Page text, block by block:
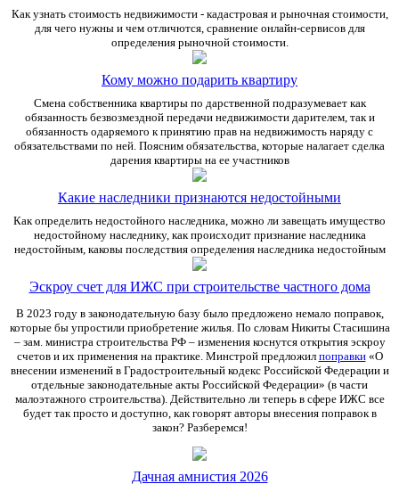
Как узнать стоимость недвижимости - кадастровая и рыночная стоимости,
для чего нужны и чем отличются, сравнение онлайн-сервисов для
определения рыночной стоимости.
Кому можно подарить квартиру
Смена собственника квартиры по дарственной подразумевает как
обязанность безвозмездной передачи недвижимости дарителем, так и
обязанность одаряемого к принятию прав на недвижимость наряду с
обязательствами по ней. Поясним обязательства, которые налагает сделка
дарения квартиры на ее участников
Какие наследники признаются недостойными
Как определить недостойного наследника, можно ли завещать имущество
недостойному наследнику, как происходит признание наследника
недостойным, каковы последствия определения наследника недостойным
Эскроу счет для ИЖС при строительстве частного дома
В 2023 году в законодательную базу было предложено немало поправок,
которые бы упростили приобретение жилья. По словам Никиты Стасишина
– зам. министра строительства РФ – изменения коснутся открытия эскроу
счетов и их применения на практике. Минстрой предложил поправки«О
внесении изменений в Градостроительный кодекс Российской Федерации и
отдельные законодательные акты Российской Федерации» (в части
малоэтажного строительства). Действительно ли теперь в сфере ИЖС все
будет так просто и доступно, как говорят авторы внесения поправок в
закон? Разберемся!
Дачная амнистия 2026